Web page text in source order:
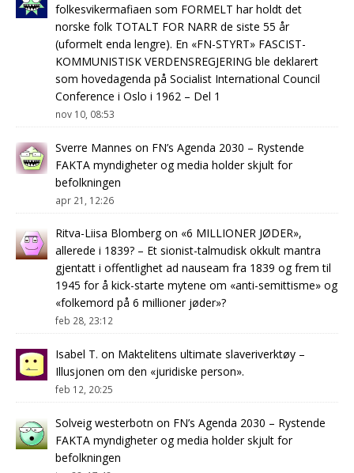
folkesvikermafiaen som FORMELT har holdt det
norske folk TOTALT FOR NARR de siste 55 år
(uformelt enda lengre). En «FN-STYRT» FASCIST-
KOMMUNISTISK VERDENSREGJERING ble deklarert
som hovedagenda på Socialist International Council
Conference i Oslo i 1962 – Del 1
nov 10, 08:53
Sverre Mannes on FN’s Agenda 2030 – Rystende
FAKTA myndigheter og media holder skjult for
befolkningen
apr 21, 12:26
Ritva-Liisa Blombergon «6 MILLIONER JØDER»,
allerede i 1839? – Et sionist-talmudisk okkult mantra
gjentatt i offentlighet ad nauseam fra 1839 og frem til
1945 for å kick-starte mytene om «anti-semittisme» og
«folkemord på 6 millioner jøder»?
feb 28, 23:12
Isabel T. on Maktelitens ultimate slaveriverktøy –
Illusjonen om den «juridiske person».
feb 12, 20:25
Solveig westerbotn on FN’s Agenda 2030 – Rystende
FAKTA myndigheter og media holder skjult for
befolkningen